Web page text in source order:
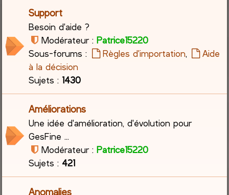
Support
Besoin d'aide ?
Modérateur : Patrice15220
Sous-forums :
Règles d'importation,
Aide
à la décision
Sujets :1430
Améliorations
Une idée d'amélioration, d'évolution pour
GesFine ...
Modérateur : Patrice15220
Sujets : 421
Anomalies